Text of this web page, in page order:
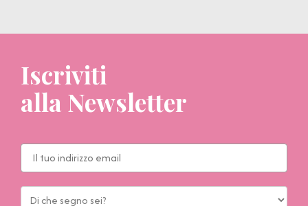
Iscriviti
alla Newsletter